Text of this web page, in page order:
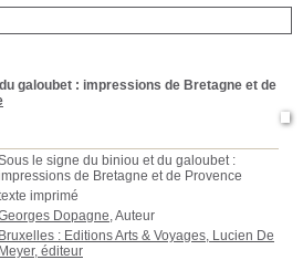
galoubet : impressions de Bretagne et de
le signe du biniou et du galoubet :
de Bretagne et de Provence
imprimé
Dopagne, Auteur
Bruxelles : Editions Arts & Voyages, Lucien De
Meyer, éditeur